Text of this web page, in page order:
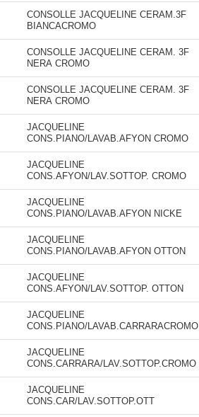
CONSOLLE JACQUELINE CERAM.3F
BIANCACROMO
CONSOLLE JACQUELINE CERAM. 3F
NERA CROMO
CONSOLLE JACQUELINE CERAM. 3F
NERA CROMO
JACQUELINE
CONS.PIANO/LAVAB.AFYON CROMO
JACQUELINE
CONS.AFYON/LAV.SOTTOP. CROMO
JACQUELINE
CONS.PIANO/LAVAB.AFYON NICKE
JACQUELINE
CONS.PIANO/LAVAB.AFYON OTTON
JACQUELINE
CONS.AFYON/LAV.SOTTOP. OTTON
JACQUELINE
CONS.PIANO/LAVAB.CARRARACROMO
JACQUELINE
CONS.CARRARA/LAV.SOTTOP.CROMO
JACQUELINE
CONS.CAR/LAV.SOTTOP.OTT